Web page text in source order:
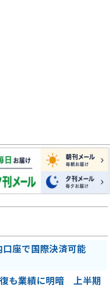
座で国際決済可能
も業績に明暗 上半期